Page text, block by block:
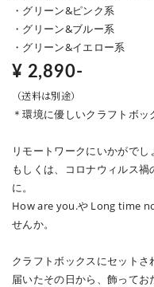
・グリーン&ピンク系
・グリーン&ブルー系
・グリーン&イエロー系
¥ 2,890-
（送料は別途）
＊環境に優しいクラフトボッ
リモートワークにいかがでし
もしくは、コロナウィルス
に。
How are you.や Long time
せんか。
クラフトボックスにセットさ
届いたその日から、飾ってお